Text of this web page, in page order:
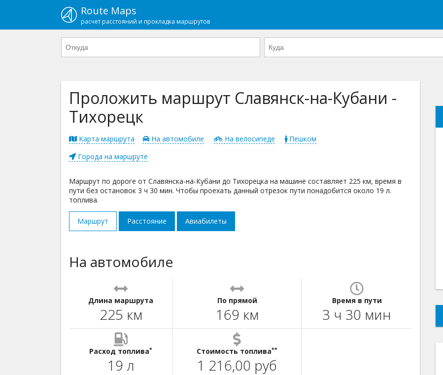
Route Maps
расчет расстояний и прокладка маршрутов
Проложить маршрут Славянск-на-Кубани -
Тихорецк
Карта маршрута На автомобиле На велосипеде
Пешком
Города на маршруте
Маршрут по дороге от Славянска-на-Кубани до Тихорецка на машине составляет 225 км, время в
пути без остановок 3 ч 30 мин. Чтобы проехать данный отрезок пути понадобится около 19 л.
топлива.
Маршрут Расстояние Авиабилеты
На автомобиле
Длина маршрута
225 км
По прямой
169 км
Время в пути
3 ч 30 мин
Расход топлива*
19 л
Стоимость топлива**
1 216,00 руб